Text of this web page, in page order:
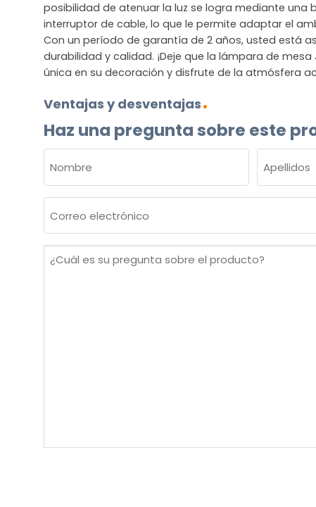
posibilidad de atenuar la luz se logra mediante una
interruptor de cable, lo que le permite adaptar el
Con un período de garantía de 2 años, usted está
durabilidad y calidad. ¡Deje que la lámpara de
única en su decoración y disfrute de la atmósfera
Ventajas y desventajas
Haz una pregunta sobre este
(OBLIGATORIO)
Nombre Apellidos
electrónico
¿Cuál